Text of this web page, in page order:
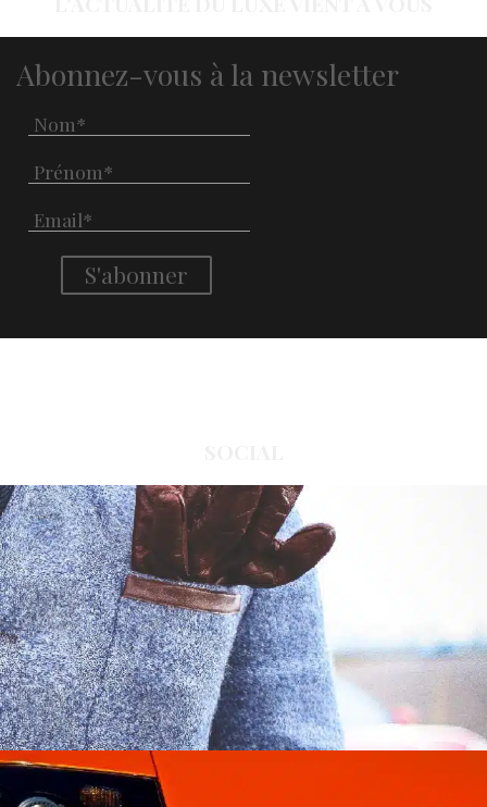
Abonnez-vous à la newsletter